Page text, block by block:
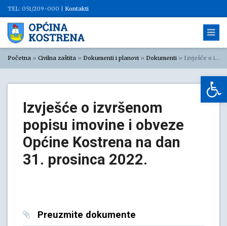
TEL: 051/209-000 | Kontakti
Početna » Civilna zaštita » Dokumenti i planovi » Dokumenti » Izvješće o izvršenom popisu imovine i obveze Općine Kostrena na dan 31. prosinca 2022.
Izvješće o izvršenom
popisu imovine i obveze
Općine Kostrena na dan
31. prosinca 2022.
Preuzmite dokumente